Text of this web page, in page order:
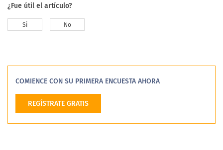
¿Fue útil el artículo?
Si No
COMIENCE CON SU PRIMERA ENCUESTA AHORA
REGÍSTRATE GRATIS